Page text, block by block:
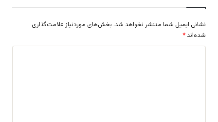
نشانی ایمیل شما منتشر نخواهد شد. بخش‌های موردنیاز علامت‌گذاری
شده‌اند *